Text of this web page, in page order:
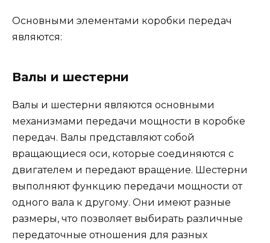
Основными элементами коробки передач
являются:
Валы и шестерни
Валы и шестерни являются основными
механизмами передачи мощности в коробке
передач. Валы представляют собой
вращающиеся оси, которые соединяются с
двигателем и передают вращение. Шестерни
выполняют функцию передачи мощности от
одного вала к другому. Они имеют разные
размеры, что позволяет выбирать различные
передаточные отношения для разных